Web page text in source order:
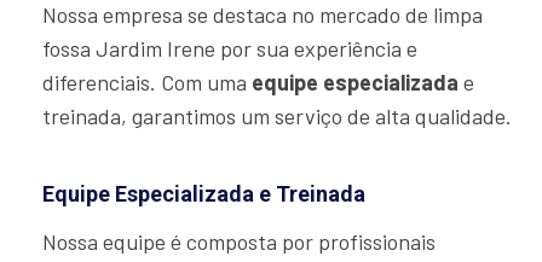
Nossa empresa se destaca no mercado de limpa
fossa Jardim Irene por sua experiência e
diferenciais. Com uma equipe especializada e
treinada, garantimos um serviço de alta qualidade.
Equipe Especializada e Treinada
Nossa equipe é composta por profissionais